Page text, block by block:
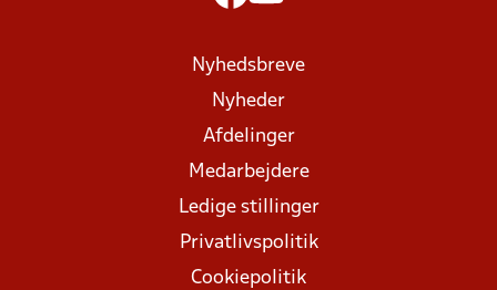
Nyhedsbreve
Nyheder
Afdelinger
Medarbejdere
Ledige stillinger
Privatlivspolitik
Cookiepolitik